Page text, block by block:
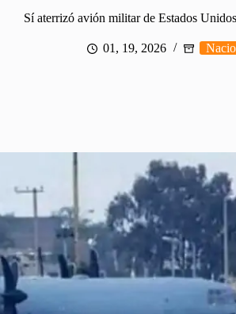
Sí aterrizó avión militar de Estados
01, 19, 2026